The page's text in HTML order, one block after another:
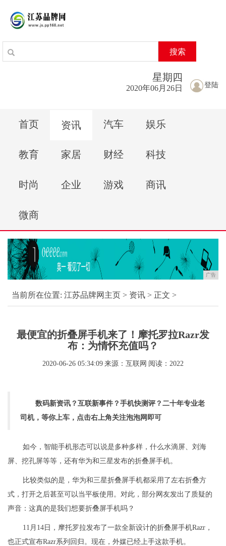
搜索
登陆
星期 四
2020年06月26日
首页 资讯 汽车 娱乐
教育 家居 财经 科技
时尚 企业 游戏 商讯
微商
广告
当前所在位置: 江苏品牌网主页 > 资讯 > 正文 >
最便宜的折叠屏手机来了！摩托罗拉Razr发
布：为情怀充值吗？
2020-06-26 05:34:09 来源：互联网 阅读：2022
数码新资讯？互联新事件？手机快测评？二十年专业老
司机，等你上车，点击右上角关注泡泡网即可
如今，智能手机形态可以说是多种多样，什么水滴屏、刘海
屏、挖孔屏等等，还有华为和三星发布的折叠屏手机。
比较类似的是，华为和三星折叠屏手机都采用了左右折叠方
式，打开之后甚至可以当平板使用。对此，部分网友发出了质疑的
声音：这真的是我们想要折叠屏手机吗？
11月14日，摩托罗拉发布了一款全新设计的折叠屏手机Razr，
也正式宣布Razr系列回归。现在，外媒已经上手这款手机。